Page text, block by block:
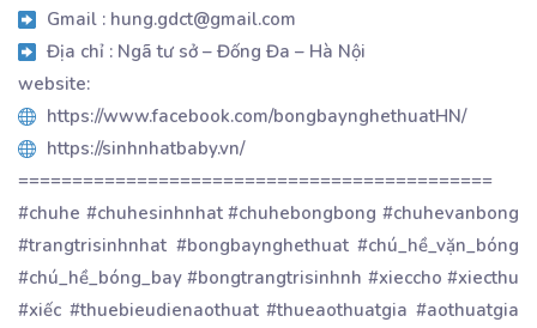
Gmail : hung.gdct@gmail.com
Địa chỉ : Ngã tư sở – Đống Đa – Hà Nội
website:
https://www.facebook.com/bongbaynghethuatHN/
https://sinhnhatbaby.vn/
============================================
#chuhe #chuhesinhnhat #chuhebongbong #chuhevanbong
#trangtrisinhnhat #bongbaynghethuat #chú_hề_vặn_bóng
#chú_hề_bóng_bay #bongtrangtrisinhnh #xieccho #xiecthu
#xiếc #thuebieudienaothuat #thueaothuatgia #aothuatgia